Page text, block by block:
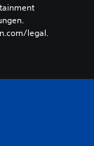
legal.